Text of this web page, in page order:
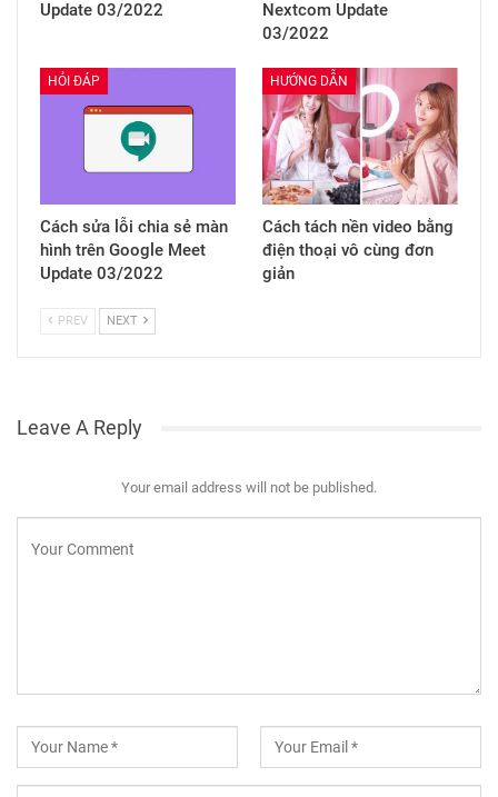
Update 03/2022
Nextcom Update
03/2022
HỎI ĐÁP
Cách sửa lỗi chia sẻ màn
hình trên Google Meet
Update 03/2022
HƯỚNG DẪN
Cách tách nền video bằng
điện thoại vô cùng đơn
giản
PREV NEXT
Leave A Reply
Your email address will not be published.